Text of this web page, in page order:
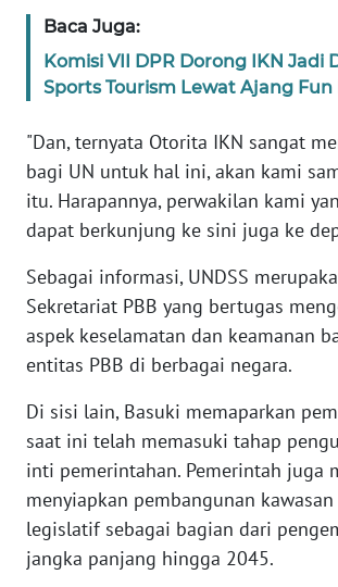
Baca Juga:
Komisi VII DPR Dorong IKN Jadi
Sports Tourism Lewat Ajang Fun
"Dan, ternyata Otorita IKN sangat
bagi UN untuk hal ini, akan kami
itu. Harapannya, perwakilan kami
dapat berkunjung ke sini juga ke
Sebagai informasi, UNDSS
Sekretariat PBB yang bertugas
aspek keselamatan dan keamanan
entitas PBB di berbagai negara.
Di sisi lain, Basuki memaparkan
saat ini telah memasuki tahap
inti pemerintahan. Pemerintah juga
menyiapkan pembangunan
legislatif sebagai bagian dari
jangka panjang hingga 2045.
JAKARTA
WN
WN
BANTEN
NTT
WN
KEPRI
WN
PAPUA
WN
PAPUA
BARAT